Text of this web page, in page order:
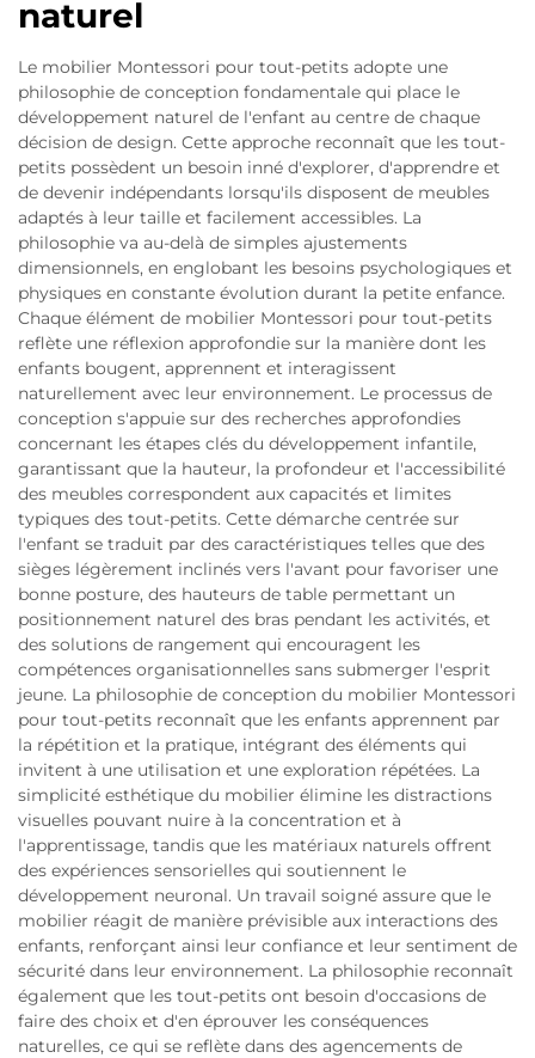
naturel
Le mobilier Montessori pour tout-petits adopte une
philosophie de conception fondamentale qui place le
développement naturel de l'enfant au centre de chaque
décision de design. Cette approche reconnaît que les tout-
petits possèdent un besoin inné d'explorer, d'apprendre et
de devenir indépendants lorsqu'ils disposent de meubles
adaptés à leur taille et facilement accessibles. La
philosophie va au-delà de simples ajustements
dimensionnels, en englobant les besoins psychologiques et
physiques en constante évolution durant la petite enfance.
Chaque élément de mobilier Montessori pour tout-petits
reflète une réflexion approfondie sur la manière dont les
enfants bougent, apprennent et interagissent
naturellement avec leur environnement. Le processus de
conception s'appuie sur des recherches approfondies
concernant les étapes clés du développement infantile,
garantissant que la hauteur, la profondeur et l'accessibilité
des meubles correspondent aux capacités et limites
typiques des tout-petits. Cette démarche centrée sur
l'enfant se traduit par des caractéristiques telles que des
sièges légèrement inclinés vers l'avant pour favoriser une
bonne posture, des hauteurs de table permettant un
positionnement naturel des bras pendant les activités, et
des solutions de rangement qui encouragent les
compétences organisationnelles sans submerger l'esprit
jeune. La philosophie de conception du mobilier Montessori
pour tout-petits reconnaît que les enfants apprennent par
la répétition et la pratique, intégrant des éléments qui
invitent à une utilisation et une exploration répétées. La
simplicité esthétique du mobilier élimine les distractions
visuelles pouvant nuire à la concentration et à
l'apprentissage, tandis que les matériaux naturels offrent
des expériences sensorielles qui soutiennent le
développement neuronal. Un travail soigné assure que le
mobilier réagit de manière prévisible aux interactions des
enfants, renforçant ainsi leur confiance et leur sentiment de
sécurité dans leur environnement. La philosophie reconnaît
également que les tout-petits ont besoin d'occasions de
faire des choix et d'en éprouver les conséquences
naturelles, ce qui se reflète dans des agencements de